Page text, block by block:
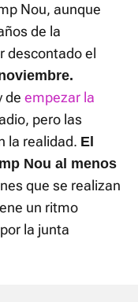
Nou, aunque
de la
descontado el
de empezar la
pero las
la realidad. El
Nou al menos
que se realizan
un ritmo
la junta